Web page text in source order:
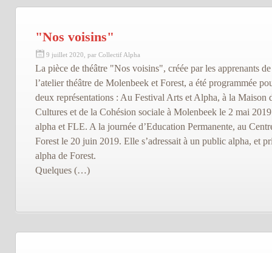
"Nos voisins"
9 juillet 2020, par Collectif Alpha
La pièce de théâtre "Nos voisins", créée par les apprenants de
l’atelier théâtre de Molenbeek et Forest, a été programmée
deux représentations : Au Festival Arts et Alpha, à la Maison
Cultures et de la Cohésion sociale à Molenbeek le 2 mai
alpha et FLE. A la journée d’Education Permanente, au
Forest le 20 juin 2019. Elle s’adressait à un public alpha, et
alpha de Forest.
Quelques (…)